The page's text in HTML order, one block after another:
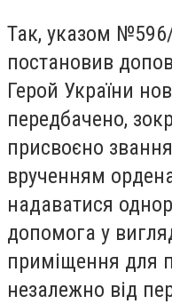
Так, указом
постановив
Герой України
передбачено,
присвоєно
врученням
надаватися
допомога у
приміщення для
незалежно від